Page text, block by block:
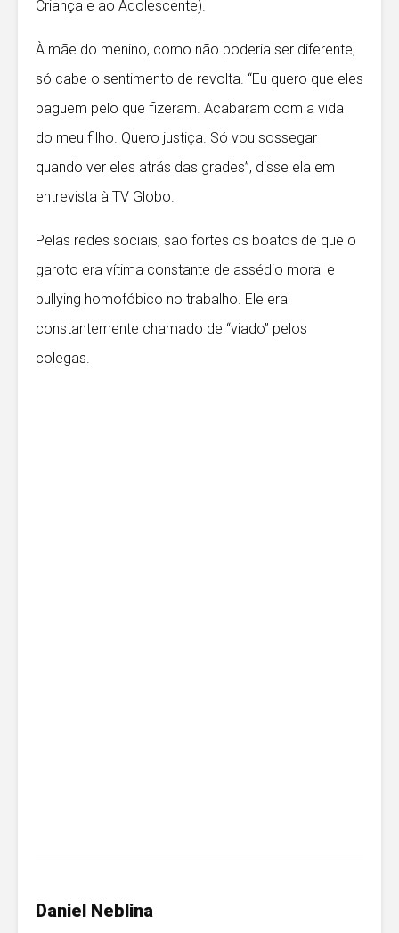
Criança e ao Adolescente).
À mãe do menino, como não poderia ser diferente,
só cabe o sentimento de revolta. “Eu quero que eles
paguem pelo que fizeram. Acabaram com a vida
do meu filho. Quero justiça. Só vou sossegar
quando ver eles atrás das grades”, disse ela em
entrevista à TV Globo.
Pelas redes sociais, são fortes os boatos de que o
garoto era vítima constante de assédio moral e
bullying homofóbico no trabalho. Ele era
constantemente chamado de “viado” pelos
colegas.
Daniel Neblina